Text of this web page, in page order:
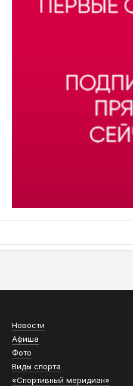
Новости
Афиша
Фото
Виды спорта
«Спортивный меридиан»